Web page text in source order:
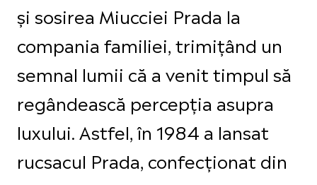
și sosirea Miucciei Prada la
compania familiei, trimițând un
semnal lumii că a venit timpul să
regândească percepția asupra
luxului. Astfel, în 1984 a lansat
rucsacul Prada, confecționat din